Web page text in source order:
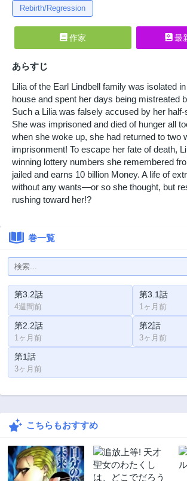
Rebirth/Regression
作家 最
あらすじ
Lilia of the Earl Lindbell family was isolated
house and spent her days being mistreated
Such a Lilia was falsely accused by her half-
She was imprisoned and died of hunger all
when she woke up, she had returned to two
imprisonment! To escape her fate of death,
winning lottery numbers she remembered
jailed and earns 10 billion Money. A life of
without any wants—or so she thought, but
rushing toward her!?
巻一覧
第3.2話
4週間前
第3.1話
1ヶ月前
第2.2話
1ヶ月前
第2話
3ヶ月前
第1話
3ヶ月前
こちらもおすすめ